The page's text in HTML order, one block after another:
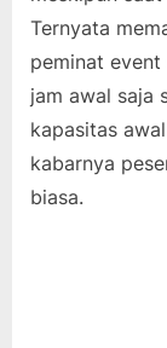
Ternyata
peminat
jam awal saja
kapasitas
kabarnya
biasa.